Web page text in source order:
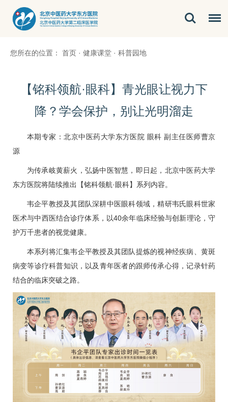
您所在的位置： 首页 · 健康课堂 · 科普园地
​【铭科领航·眼科】青光眼让视力下
降？学会保护，别让光明溜走
本期专家：北京中医药大学东方医院 眼科 副主任医师曹京
源
为传承岐黄薪火，弘扬中医智慧，即日起，北京中医药大学
东方医院将陆续推出【铭科领航·眼科】系列内容。
韦企平教授及其团队深耕中医眼科领域，精研韦氏眼科世家
医术与中西医结合诊疗体系，以40余年临床经验与创新理论，守
护万千患者的视觉健康。
本系列将汇集韦企平教授及其团队提炼的视神经疾病、黄斑
病变等诊疗科普知识，以及青年医者的跟师传承心得，记录针药
结合的临床突破之路。